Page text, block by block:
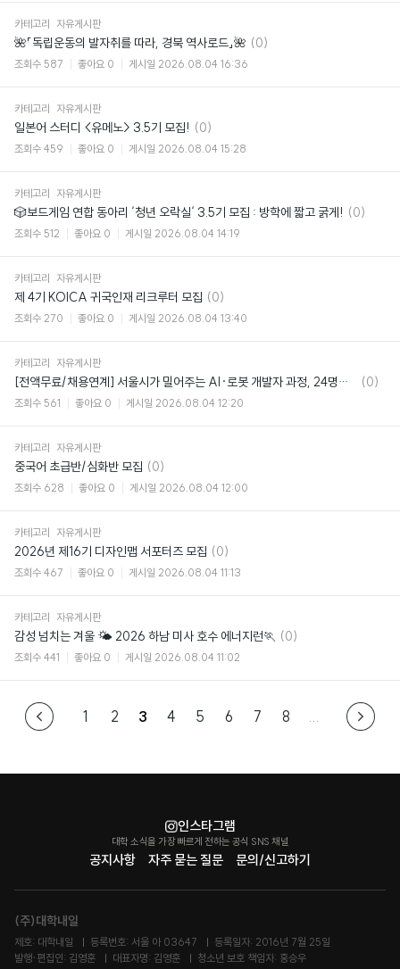
카테고리 자유게시판
🌺「독립운동의 발자취를 따라, 경북 역사로드」🌺 댓
(0)
조회수 587 좋아요 0 게시일 2026.08.04 16:36
카테고리 자유게시판
일본어 스터디 <유메노> 3.5기 모집! 댓
글
(0)
조회수 459 좋아요 0 게시일 2026.08.04 15:28
카테고리 자유게시판
🎲보드게임 연합 동아리 ‘청년 오락실‘ 3.5기 모집 : 방학에 짧고 굵게! 댓
(0)
조회수 512 좋아요 0 게시일 2026.08.04 14:19
카테고리 자유게시판
제 4기 KOICA 귀국인재 리크루터 모집 댓
글
(0)
조회수 270 좋아요 0 게시일 2026.08.04 13:40
카테고리 자유게시판
[전액무료/채용연계] 서울시가 밀어주는 AI·로봇 개발자 과정, 24명만 뽑아요 🤖
댓
(0)
조회수 561 좋아요 0 게시일 2026.08.04 12:20
카테고리 자유게시판
중국어 초급반/심화반 모집 댓
글
(0)
조회수 628 좋아요 0 게시일 2026.08.04 12:00
카테고리 자유게시판
2026년 제16기 디자인맵 서포터즈 모집 댓
글
(0)
조회수 467 좋아요 0 게시일 2026.08.04 11:13
카테고리 자유게시판
감성 넘치는 겨울 🌤️ 2026 하남 미사 호수 에너지런🏃 댓
(0)
조회수 441 좋아요 0 게시일 2026.08.04 11:02
1 2 3 4 5 6 7 8
공지사항 자주 묻는 질문 문의/신고하기
인스타그램
대학 소식을 가장 빠르게 전하는 공식 SNS 채널
(주)대학내일
제호: 대학내일 등록번호: 서울 아 03647
등록일자: 2016년 7월 25일
발행·편집인: 김영훈
대표자명: 김영훈
청소년 보호 책임자: 홍승우